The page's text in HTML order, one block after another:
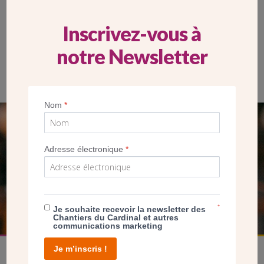
La paroisse fait démolir les vieux bâtiments avant de
reconstruire un seul bâtiment abritant le presbytère et les
SEUL VOTRE DON
NOUS PERMET D’AGIR
FAIRE UN DON
Inscrivez-vous à
notre Newsletter
Nom*
Adresse électronique*
Je souhaite recevoir la newsletter des
Chantiers du Cardinal et autres
communications marketing
*
Je m’inscris !